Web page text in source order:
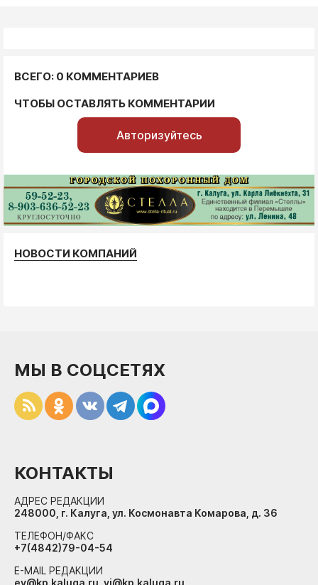
ВСЕГО: 0 КОММЕНТАРИЕВ
ЧТОБЫ ОСТАВЛЯТЬ КОММЕНТАРИИ
Авторизуйтесь
НОВОСТИ КОМПАНИЙ
МЫ В СОЦСЕТЯХ
КОНТАКТЫ
АДРЕС РЕДАКЦИИ
248000, г. Калуга, ул. Космонавта Комарова, д. 36
ТЕЛЕФОН/ФАКС
+7(4842)79-04-54
E-MAIL РЕДАКЦИИ
ev@kp.kaluga.ru, vi@kp.kaluga.ru